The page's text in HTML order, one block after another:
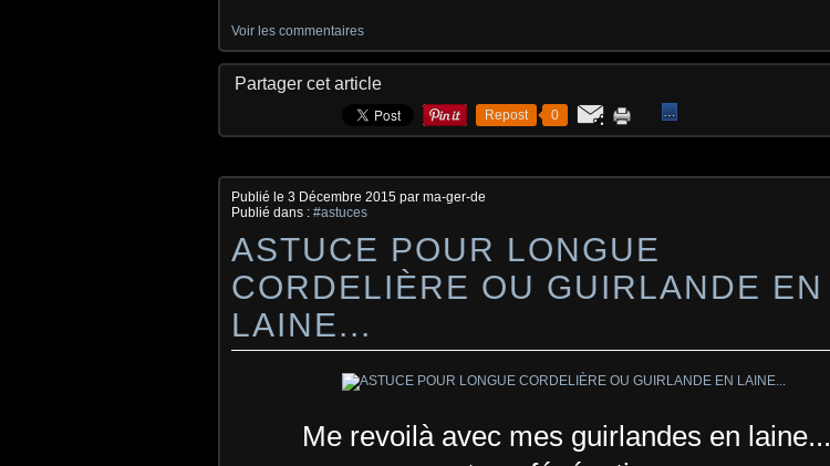
Voir les commentaires
Partager cet article
Repost 0 …
Publié le 3 Décembre 2015 par ma-ger-de
Publié dans : #astuces
ASTUCE POUR LONGUE
CORDELIÈRE OU GUIRLANDE EN
LAINE...
Me revoilà avec mes guirlandes en laine...